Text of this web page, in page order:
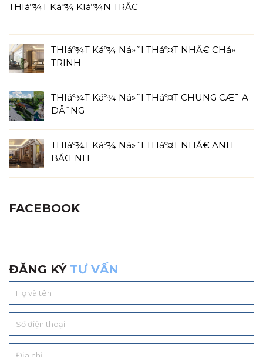
THIáº¾T Káº¾ KIáº¾N TRĂC
THIáº¾T Káº¾ Ná»˜I THáº¤T NHĂ€ CHá»
TRINH
THIáº¾T Káº¾ Ná»˜I THáº¤T CHUNG CÆ¯ A
DÅ¨NG
THIáº¾T Káº¾ Ná»˜I THáº¤T NHĂ€ ANH
BĂŒNH
FACEBOOK
ĐĂNG KÝ TƯ VẤN